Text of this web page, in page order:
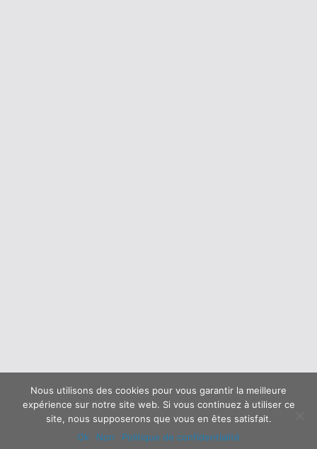
Nous utilisons des cookies pour vous garantir la meilleure
expérience sur notre site web. Si vous continuez à utiliser ce
site, nous supposerons que vous en êtes satisfait.
Ok
Non Politique de confidentialité